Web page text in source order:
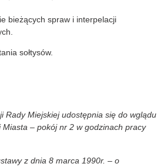
bieżących spraw i interpelacji
sołtysów.
Rady Miejskiej udostępnia się do wglądu
– pokój nr 2 w godzinach pracy
z dnia 8 marca 1990r. – o